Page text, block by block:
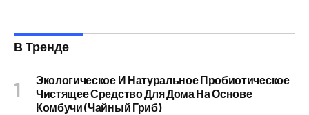
В Тренде
Экологическое И Натуральное Пробиотическое
Чистящее Средство Для Дома На Основе
Комбучи (чайный Гриб)